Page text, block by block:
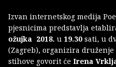
Izvan internetskog medija
pjesnicima predstavlja
ožujka 2018. u 19.30 sati, u
(Zagreb), organizira druženje
stihove govorit će Irena